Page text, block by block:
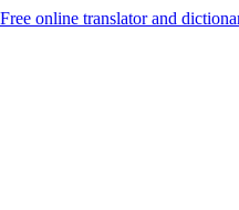
Free online translator and